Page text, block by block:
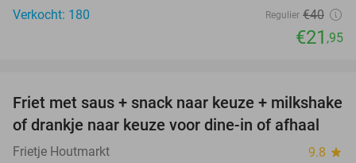
Verkocht: 180 Regulier €40
€21 ,95
50%
Friet met saus + snack naar keuze + milkshake
of drankje naar keuze voor dine-in of afhaal
Frietje Houtmarkt 9.8 star